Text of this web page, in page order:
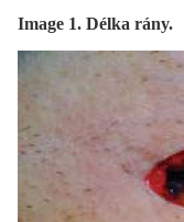
Image 1. Délka rány.